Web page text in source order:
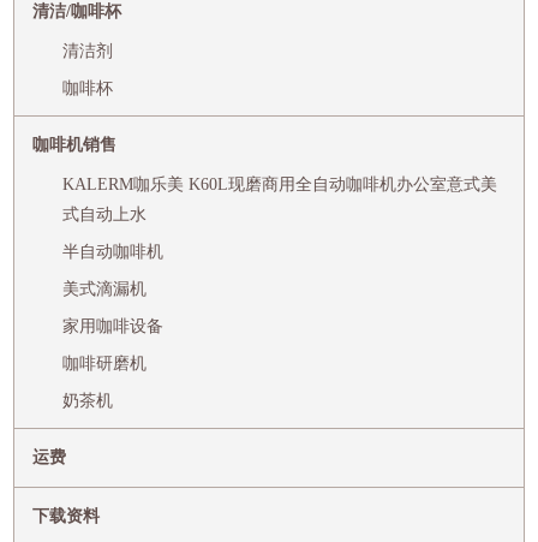
清洁/咖啡杯
清洁剂
咖啡杯
咖啡机销售
KALERM咖乐美 K60L现磨商用全自动咖啡机办公室意式美
式自动上水
半自动咖啡机
美式滴漏机
家用咖啡设备
咖啡研磨机
奶茶机
运费
下载资料